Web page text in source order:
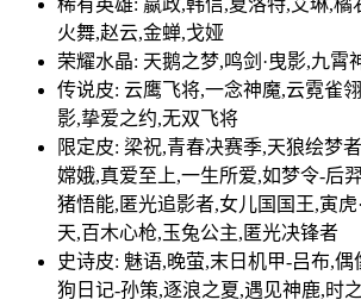
火舞,赵云,金蝉,戈娅
荣耀水晶: 天鹅之梦,鸣剑·曳影,九霄
传说皮: 云鹰飞将,一念神魔,云霓雀
影,挚爱之约,无双飞将
限定皮: 梁祝,青春决赛季,天狼绘梦
嫦娥,真爱至上,一生所爱,如梦令-后
猪悟能,匿光追影者,女儿国国王,寅虎
天,百木心枪,玉兔公主,匿光决锋者
史诗皮: 魅语,晚萤,末日机甲-吕布,
狗日记-孙策,逐浪之夏,遇见神鹿,时